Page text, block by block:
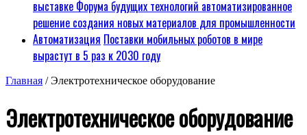
выставке Форума будущих технологий автоматизированное
решение создания новых материалов для промышленности
Автоматизация Поставки мобильных роботов в мире
вырастут в 5 раз к 2030 году
Главная / Электротехническое оборудование
Электротехническое оборудование